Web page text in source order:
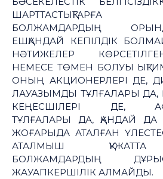
БОЛЖАМДАРДЫҢ
ЕШҚАНДАЙ КЕПІЛДІК
НӘТИЖЕЛЕР
НЕМЕСЕ ТӨМЕН БОЛУЫ
ОНЫҢ АКЦИОНЕРЛЕРІ ДЕ,
ЛАУАЗЫМДЫ ТҰЛҒАЛАРЫ ДА,
КЕҢЕСШІЛЕРІ ДЕ,
ТҰЛҒАЛАРЫ ДА, ҚАНДАЙ ДА
ЖОҒАРЫДА АТАЛҒАН
АТАЛМЫШ ҚҰЖАТТА
БОЛЖАМДАРДЫҢ
ЖАУАПКЕРШІЛІК АЛМАЙДЫ.